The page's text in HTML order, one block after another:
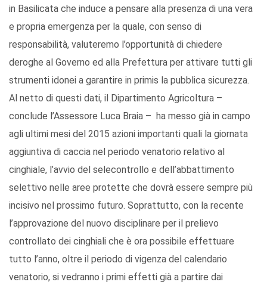
in Basilicata che induce a pensare alla presenza di una vera
e propria emergenza per la quale, con senso di
responsabilità, valuteremo l’opportunità di chiedere
deroghe al Governo ed alla Prefettura per attivare tutti gli
strumenti idonei a garantire in primis la pubblica sicurezza.
Al netto di questi dati, il Dipartimento Agricoltura –
conclude l’Assessore Luca Braia – ha messo già in campo
agli ultimi mesi del 2015 azioni importanti quali la giornata
aggiuntiva di caccia nel periodo venatorio relativo al
cinghiale, l’avvio del selecontrollo e dell’abbattimento
selettivo nelle aree protette che dovrà essere sempre più
incisivo nel prossimo futuro. Soprattutto, con la recente
l’approvazione del nuovo disciplinare per il prelievo
controllato dei cinghiali che è ora possibile effettuare
tutto l’anno, oltre il periodo di vigenza del calendario
venatorio, si vedranno i primi effetti già a partire dai